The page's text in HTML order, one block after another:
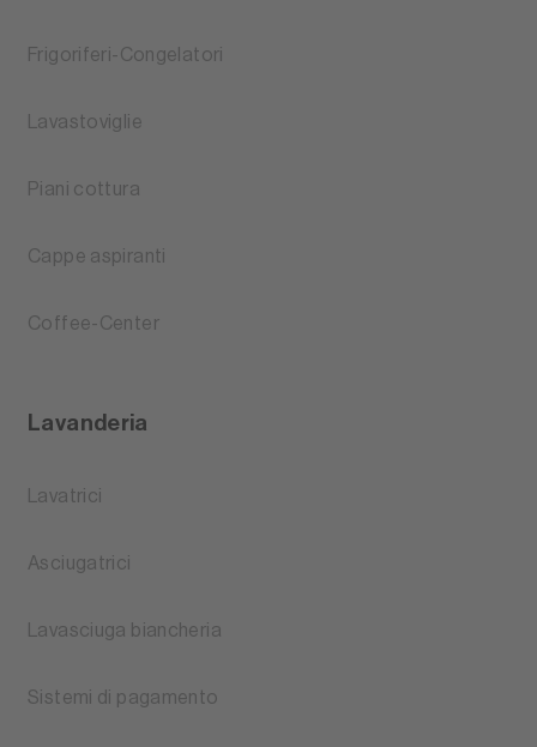
Frigoriferi-Congelatori
Lavastoviglie
Piani cottura
Cappe aspiranti
Coffee-Center
Lavanderia
Lavatrici
Asciugatrici
Lavasciuga biancheria
Sistemi di pagamento